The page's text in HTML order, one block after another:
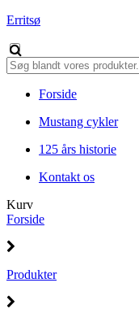
Erritsø
Forside
Mustang cykler
125 års historie
Kontakt os
Kurv
Forside
Produkter